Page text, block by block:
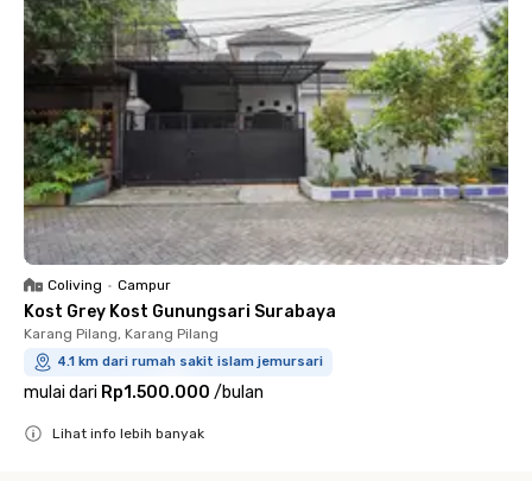
Coliving • Campur
Kost Grey Kost Gunungsari Surabaya
Karang Pilang, Karang Pilang
4.1 km dari rumah sakit islam jemursari
mulai dari Rp1.500.000 /bulan
Lihat info lebih banyak